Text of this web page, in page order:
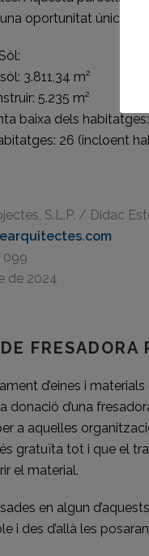
oportunitat única
3.811,34 m²
5.235 m²
baixa dels habitatges:
26 (incloent
S.L.P. / Didac
099
de 2024
FRESADORA
d’eines i
donació d’una
a aquelles
gratuïta tot i que el
el material.
en algun
i des d’allà les